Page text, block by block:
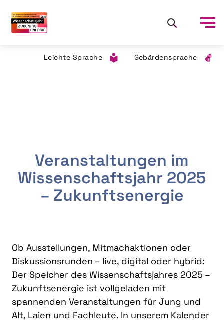
Leichte Sprache Gebärdensprache
Veranstaltungen im
Wissenschaftsjahr 2025
– Zukunftsenergie
Ob Ausstellungen, Mitmachaktionen oder
Diskussionsrunden – live, digital oder hybrid:
Der Speicher des Wissenschaftsjahres 2025 –
Zukunftsenergie ist vollgeladen mit
spannenden Veranstaltungen für Jung und
Alt, Laien und Fachleute. In unserem Kalender